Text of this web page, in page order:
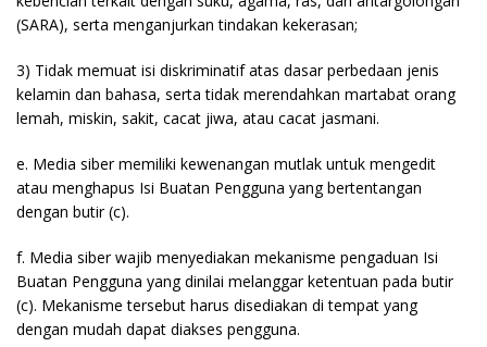
(SARA), serta menganjurkan tindakan kekerasan;
3) Tidak memuat isi diskriminatif atas dasar perbedaan jenis
kelamin dan bahasa, serta tidak merendahkan martabat orang
lemah, miskin, sakit, cacat jiwa, atau cacat jasmani.
e. Media siber memiliki kewenangan mutlak untuk mengedit
atau menghapus Isi Buatan Pengguna yang bertentangan
dengan butir (c).
f. Media siber wajib menyediakan mekanisme pengaduan Isi
Buatan Pengguna yang dinilai melanggar ketentuan pada butir
(c). Mekanisme tersebut harus disediakan di tempat yang
dengan mudah dapat diakses pengguna.